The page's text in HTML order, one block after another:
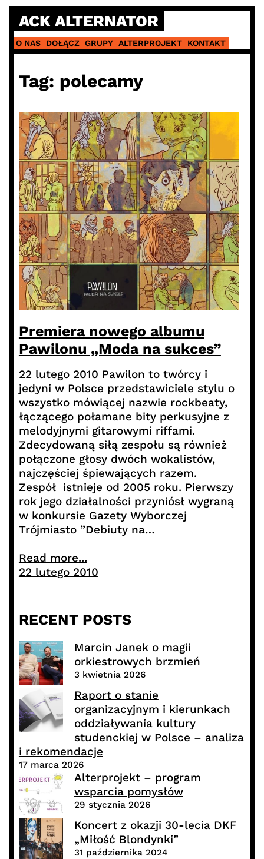
Skip
content
ACK ALTERNATOR
O NAS DOŁĄCZ GRUPY ALTERPROJEKT KONTAKT
Tag: polecamy
Premiera nowego albumu
Pawilonu „Moda na sukces”
22 lutego 2010 Pawilon to twórcy i
jedyni w Polsce przedstawiciele stylu o
wszystko mówiącej nazwie rockbeaty,
łączącego połamane bity perkusyjne z
melodyjnymi gitarowymi riffami.
Zdecydowaną siłą zespołu są również
połączone głosy dwóch wokalistów,
najczęściej śpiewających razem.
Zespół istnieje od 2005 roku. Pierwszy
rok jego działalności przyniósł wygraną
w konkursie Gazety Wyborczej
Trójmiasto ”Debiuty na…
Read more...
22 lutego 2010
RECENT POSTS
Marcin Janek o magii
orkiestrowych brzmień
3 kwietnia 2026
Raport o stanie
organizacyjnym i kierunkach
oddziaływania kultury
studenckiej w Polsce – analiza
i rekomendacje
17 marca 2026
Alterprojekt – program
wsparcia pomysłów
29 stycznia 2026
Koncert z okazji 30-lecia DKF
„Miłość Blondynki”
31 października 2024